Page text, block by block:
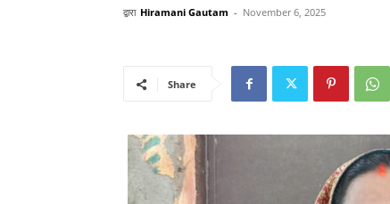
द्वारा Hiramani Gautam - November 6, 2025
Share